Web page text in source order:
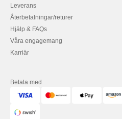
Leverans
Återbetalningar/returer
Hjälp & FAQs
Våra engagemang
Karriär
Betala med